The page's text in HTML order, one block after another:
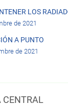
LOS
de 2021
A PUNTO
de 2021
CENTRAL